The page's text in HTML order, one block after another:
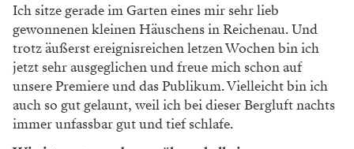
Ich sitze gerade im Garten eines mir sehr lieb
gewonnenen kleinen Häuschens in Reichenau. Und
trotz äußerst ereignisreichen letzen Wochen bin ich
jetzt sehr ausgeglichen und freue mich schon auf
unsere Premiere und das Publikum. Vielleicht bin ich
auch so gut gelaunt, weil ich bei dieser Bergluft nachts
immer unfassbar gut und tief schlafe.